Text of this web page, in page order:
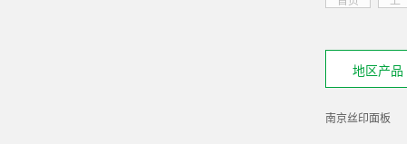
地区产品
南京丝印面板